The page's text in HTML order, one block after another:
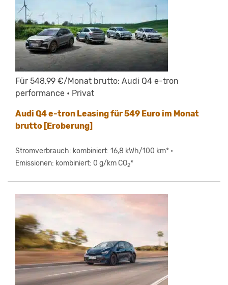
Für 548,99 €/Monat brutto: Audi Q4 e-tron
performance • Privat
Audi Q4 e-tron Leasing für 549 Euro im Monat
brutto [Eroberung]
Stromverbrauch: kombiniert: 16,8 kWh/100 km* •
Emissionen: kombiniert: 0 g/km CO2*